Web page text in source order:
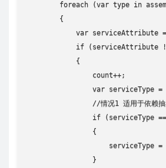
foreach (var type in
        {
var serviceAttribute
if (serviceAttribute
            {
                count++;
var serviceType
//情况1 适用于依赖抽
if (serviceType
                {
serviceType
                }